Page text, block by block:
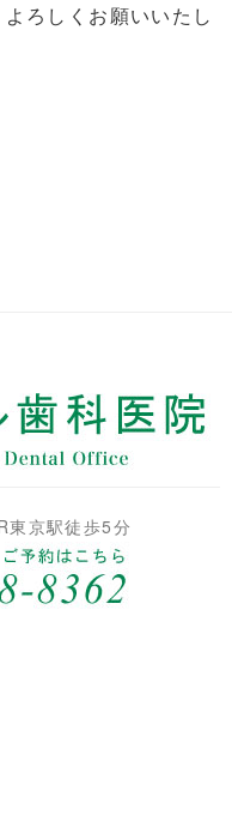
ろしくお願いいたし
東京駅徒歩5分